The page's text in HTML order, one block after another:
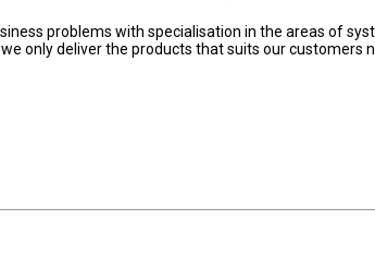
problems with specialisation in the areas of
only deliver the products that suits our customers